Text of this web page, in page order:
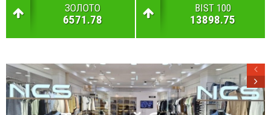
ЗОЛОТО
6571.78
BIST 100
13898.75